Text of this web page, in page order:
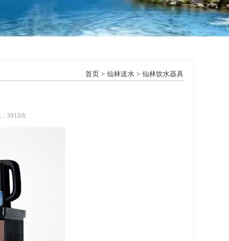
首页 > 仙林送水 > 仙林饮水器具
3913次